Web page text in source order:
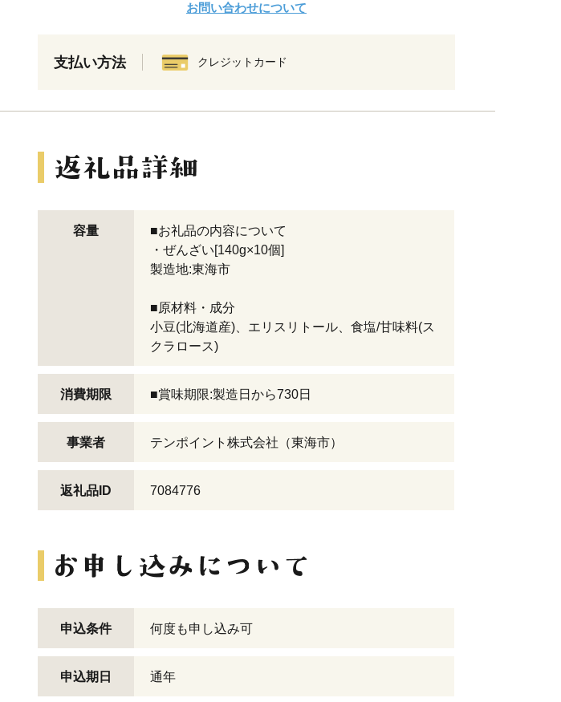
お問い合わせについて
支払い方法 クレジットカード
容量
■お礼品の内容について
・ぜんざい[140g×10個]
製造地:東海市
■原材料・成分
小豆(北海道産)、エリスリトール、食塩/甘味料(ス
クラロース)
消費期限 ■賞味期限:製造日から730日
事業者 テンポイント株式会社（東海市）
返礼品ID 7084776
申込条件 何度も申し込み可
申込期日 通年